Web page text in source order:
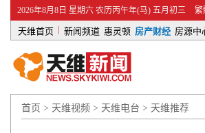
2026年8月8日 星期六 农历丙午年(马) 五月初三 繁
天维首页 | 新闻频道 惠灵顿 房产财经 房源中
首页 > 天维视频 > 天维电台 > 天维推荐